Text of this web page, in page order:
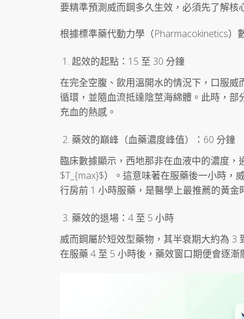
要精準預測威而鋼多久生效，必須先了解核
根據標準藥代動力學（Pharmacokinetics）
起效的起點：15 至 30 分鐘
在完全空腹、飲用溫開水的情況下，口服
循環，並隨血流抵達陰莖海綿體。此時，
充血的熱感。
藥效的巔峰（血藥濃度峰值）：60 分鐘
臨床數據顯示，西地那非在血液中的濃度
$T_{max}$）。這意味著在服藥後一小時，
行房前 1 小時服藥，是醫學上最推薦的黃金
藥效的退場：4 至 5 小時
威而鋼屬於短效型藥物，其半衰期大約為 3
在服藥 4 至 5 小時後，藥效窗口期便會逐漸